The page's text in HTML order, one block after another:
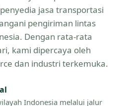
jasa transportasi
pengiriman lintas
Dengan rata-rata
kami dipercaya oleh
dan industri terkemuka.
Indonesia melalui jalur